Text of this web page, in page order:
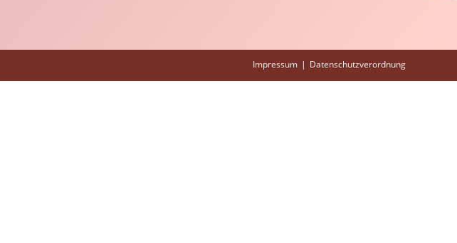
Impressum Datenschutzverordnung